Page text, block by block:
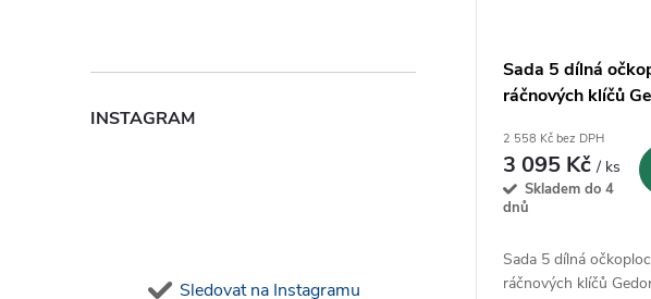
INSTAGRAM
Sledovat na Instagramu
Sada 5 dílná
ráčnových klíčů
2 558 Kč bez DPH
3 095 Kč/ ks
Skladem do 4
dnů
Sada 5 dílná
ráčnových klíčů